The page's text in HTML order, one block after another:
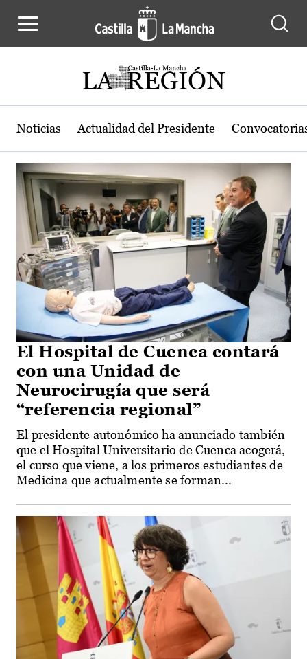
Actualidad de la región de Castilla-
Noticias Actualidad del Presidente
El Hospital de Cuenca contará
con una Unidad de
Neurocirugía que será
“referencia regional”
El presidente autonómico ha anunciado también
que el Hospital Universitario de Cuenca acogerá,
el curso que viene, a los primeros estudiantes de
Medicina que actualmente se forman...